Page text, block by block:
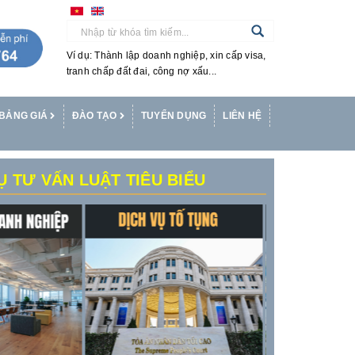
Ví dụ: Thành lập doanh nghiệp, xin cấp visa,
tranh chấp đất đai, công nợ xấu...
BẢNG GIÁ ĐÀO TẠO TUYỂN DỤNG LIÊN HỆ
TƯ VẤN LUẬT TIÊU BIỂU